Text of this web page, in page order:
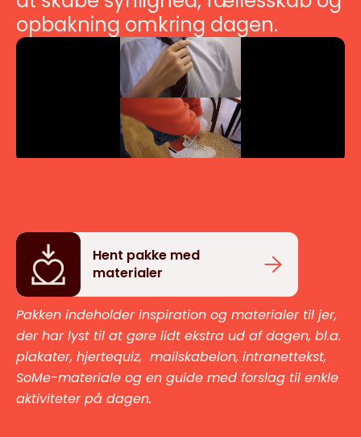
opbakning omkring dagen.
Hent pakke med
materialer
Pakken indeholderinspiration og materialer til jer,
der har lyst til at gøre lidt ekstra ud af dagen, bl.a.
plakater, hjertequiz, mailskabelon, intranettekst,
SoMe-materiale og en guide med forslag til enkle
aktiviteter på dagen.